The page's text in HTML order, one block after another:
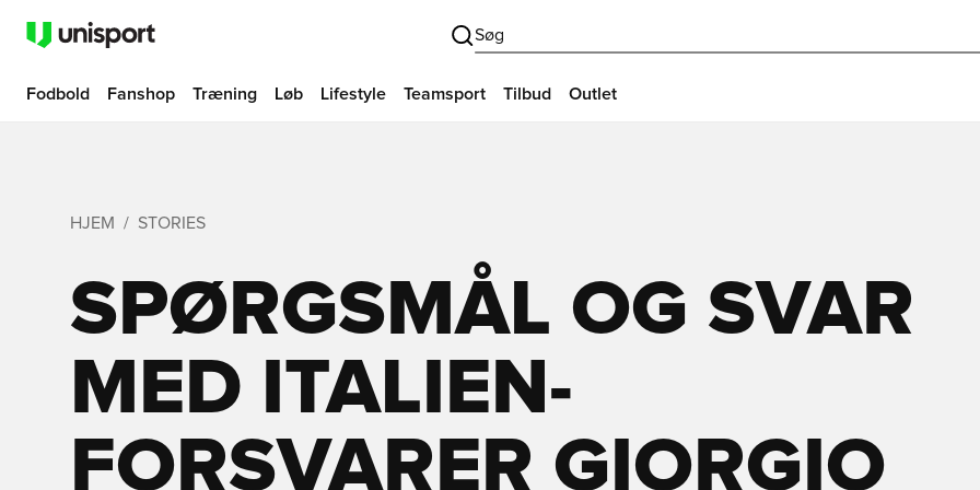
Søg
Fodbold Fanshop Træning Løb Lifestyle Teamsport Tilbud Outlet
HJEM STORIES
SPØRGSMÅL OG SVAR
MED ITALIEN-
FORSVARER GIORGIO